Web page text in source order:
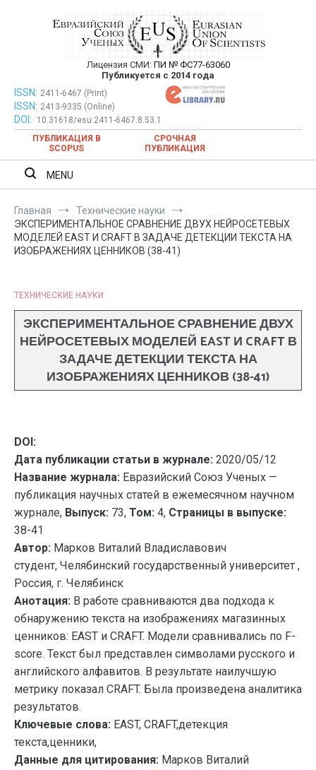
Евразийский Союз Ученых —
публикация научных статей в
ежемесячном научном журнале
Лицензия СМИ: ПИ № ФС77-63060
Публикуется с 2014 года
Евразийский Союз Ученых — публикация научных статей в
ежемесячном научном журнале
ISSN: 2411-6467 (Print)
ISSN: 2413-9335 (Online)
DOI:
10.31618/esu.2411-6467.8.53.1
ПУБЛИКАЦИЯ В
SCOPUS
СРОЧНАЯ
ПУБЛИКАЦИЯ
MENU
Главная
Технические науки
ЭКСПЕРИМЕНТАЛЬНОЕ СРАВНЕНИЕ ДВУХ НЕЙРОСЕТЕВЫХ
МОДЕЛЕЙ EAST И CRAFT В ЗАДАЧЕ ДЕТЕКЦИИ ТЕКСТА НА
ИЗОБРАЖЕНИЯХ ЦЕННИКОВ (38-41)
ТЕХНИЧЕСКИЕ НАУКИ
ЭКСПЕРИМЕНТАЛЬНОЕ СРАВНЕНИЕ ДВУХ
НЕЙРОСЕТЕВЫХ МОДЕЛЕЙ EAST И CRAFT В
ЗАДАЧЕ ДЕТЕКЦИИ ТЕКСТА НА
ИЗОБРАЖЕНИЯХ ЦЕННИКОВ (38-41)
DOI:
Дата публикации статьи в журнале: 2020/05/12
Название журнала: Евразийский Союз Ученых —
публикация научных статей в ежемесячном научном
журнале, Выпуск: 73, Том: 4, Страницы в выпуске:
38-41
Автор: Марков Виталий Владиславович
студент, Челябинский государственный университет ,
Россия, г. Челябинск
Анотация: В работе сравниваются два подхода к
обнаружению текста на изображениях магазинных
ценников: EAST и CRAFT. Модели сравнивались по F-
score. Текст был представлен символами русского и
английского алфавитов. В результате наилучшую
метрику показал CRAFT. Была произведена аналитика
результатов.
Ключевые слова: EAST, CRAFT,детекция
текста,ценники,
Данные для цитирования: Марков Виталий